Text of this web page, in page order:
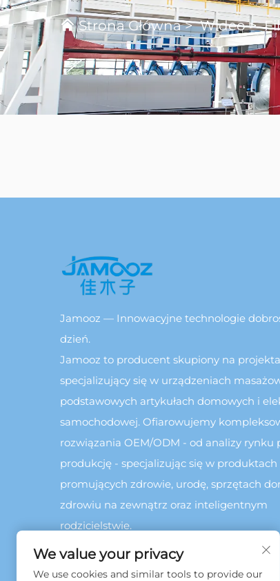
Strona Główna>Wideo>
Jamooz — Innowacyjne technologie
dzień.
Jamooz to producent skupiony na
specjalizujący się w urządzeniach
podstawowych artykułach domowych i
samochodowej. Ofiarowujemy
rozwiązania OEM/ODM - od analizy rynku
produkcję - specjalizując się w produktach
promujących zdrowie, urodę, sprzętach
zdrowiu na zewnątrz oraz inteligentnym
rodzicielstwie.
We value your privacy
We use cookies and similar tools to provide our